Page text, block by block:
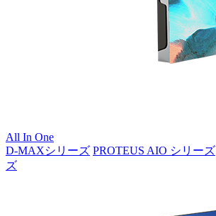
All In One
D-MAXシリーズ PROTEUS AIO シリーズ
ズ